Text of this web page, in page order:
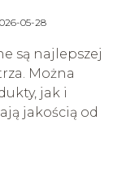
05-28
są najlepszej
Można
jak i
jakością od